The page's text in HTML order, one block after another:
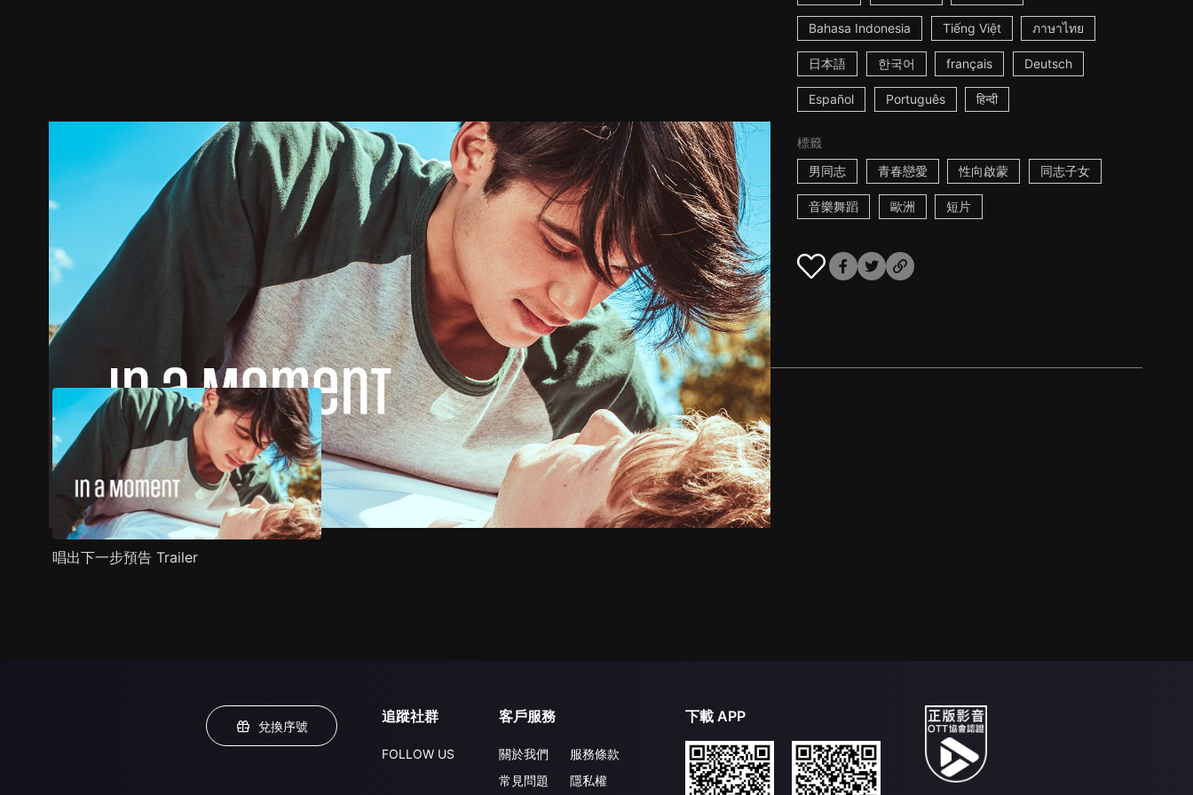
Bahasa Indonesia Tiếng Việt ภาษาไทย
日本語 한국어 français Deutsch
Español Português हिन्दी
標籤
男同志
青春戀愛 性向啟蒙 同志子女
音樂舞蹈 歐洲 短片
預告 劇情介紹
唱出下一步預告 Trailer
兌換序號
追蹤社群
FOLLOW US
客戶服務
關於我們
常見問題
服務條款
隱私權
下載 APP